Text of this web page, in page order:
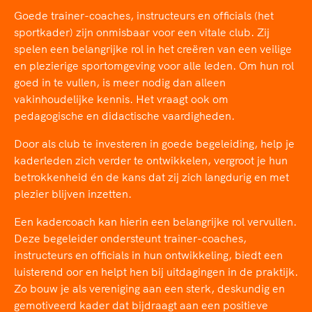
Sportonderzoek
Sportakkoord II
Game Changer
TeamNL kids
Nieuwspagina
Sport gaat niet vanzelf
Veilige en integere sport
Diversiteit en inclusie
Gezonde sportomgeving
Duurzaamheid
Bekwaam sportkader
Vitale clubs en bestuurlijk kader
Sportmatch
Clubacties
Handboek Wet- en Regelgeving
Opleidingen en trainingen
High5 Stappenplan
Ruimte voor sport
Kennisaanbod TeamNL Experts
TeamNL Sport Science Centre
Olympische Spelen LA28
Paralympische Spelen LA28
Europese Spelen Istanbul 2027
Topsportfinanciering
Maatschappelijke waarde topsport
Top teamsportcompetities
Goede trainer-coaches, instructeurs en officials (het
sportkader) zijn onmisbaar voor een vitale club. Zij
spelen een belangrijke rol in het creëren van een veilige
en plezierige sportomgeving voor alle leden. Om hun rol
goed in te vullen, is meer nodig dan alleen
vakinhoudelijke kennis. Het vraagt ook om
pedagogische en didactische vaardigheden.
Door als club te investeren in goede begeleiding, help je
kaderleden zich verder te ontwikkelen, vergroot je hun
betrokkenheid én de kans dat zij zich langdurig en met
plezier blijven inzetten.
Een kadercoach kan hierin een belangrijke rol vervullen.
Deze begeleider ondersteunt trainer-coaches,
instructeurs en officials in hun ontwikkeling, biedt een
luisterend oor en helpt hen bij uitdagingen in de praktijk.
Zo bouw je als vereniging aan een sterk, deskundig en
gemotiveerd kader dat bijdraagt aan een positieve